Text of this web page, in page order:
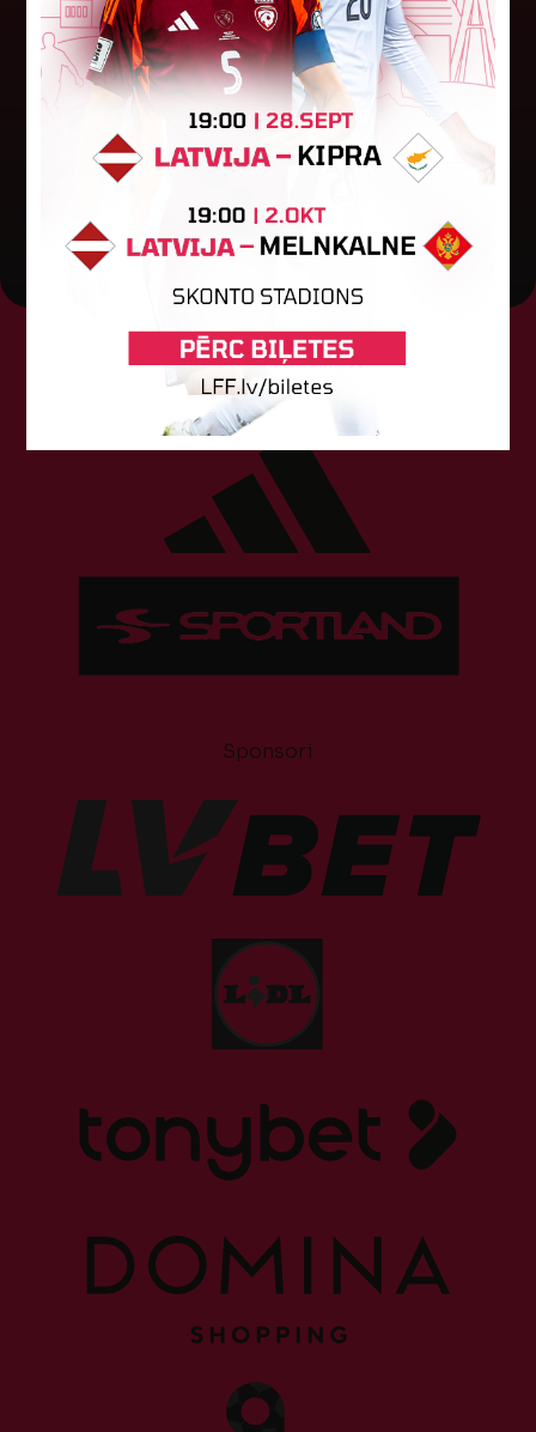
Latvijas tiesnešu brigāde apkalpos UEFA Eiropas
līgas kvalifikācijas spēli šovakar Dublinā starp
"Shamrock Rovers" un "Egnatia" komandām.
Andris Treimanis pildīs galvenā...
04. augusts 2026.
Tehniskais sponsors
Sponsori